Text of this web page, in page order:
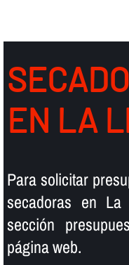
EN LA
Para solicitar
secadoras en
sección
página web.